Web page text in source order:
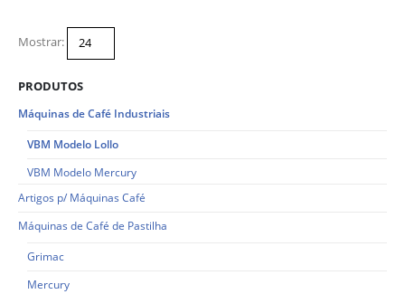
Mostrar:
PRODUTOS
Máquinas de Café Industriais
VBM Modelo Lollo
VBM Modelo Mercury
Artigos p/ Máquinas Café
Máquinas de Café de Pastilha
Grimac
Mercury